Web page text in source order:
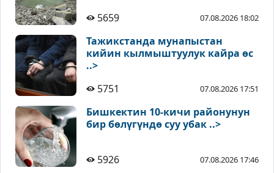
5659 07.08.2026 18:02
Тажикстанда мунапыстан
кийин кылмыштуулук кайра өс
..>
5751
07.08.2026 17:51
Бишкектин 10-кичи районунун
бир бөлүгүндө суу убак ..>
5926 07.08.2026 17:46